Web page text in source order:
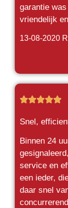
garantie
vriendelijk
13-08-2020

Snel,
Binnen 24
service en
een ieder,
daar snel